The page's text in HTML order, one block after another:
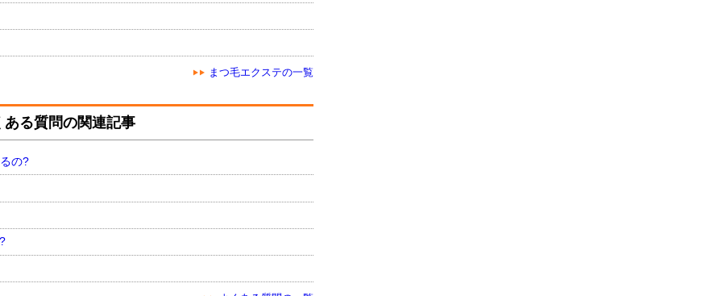
まつ毛エクステの一覧
ある質問の関連記事
の?